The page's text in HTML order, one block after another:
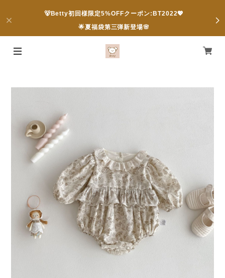
🐻Betty初回様限定5%OFFクーポン:BT2022💖
🌟夏福袋第三弾新登場🌸